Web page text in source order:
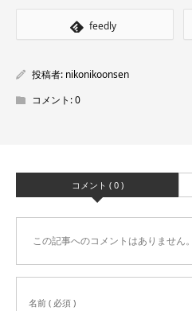
feedly
投稿者: nikonikoonsen
コメント:0
コメント ( 0 )
この記事へのコメントはありません。
名前 ( 必須 )